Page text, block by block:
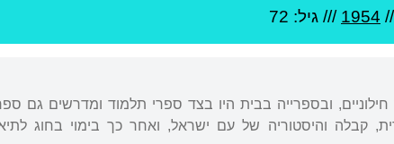
1954 /// גיל: 72
ובספרייה בבית היו בצד ספרי תלמוד ומדרשים גם
קבלה והיסטוריה של עם ישראל, ואחר כך בימוי בחוג